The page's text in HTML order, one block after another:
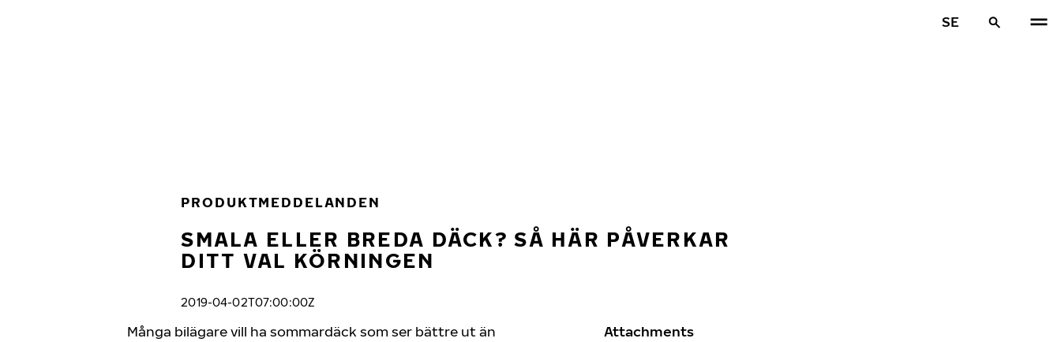
SE
PRODUKTMEDDELANDEN
SMALA ELLER BREDA DÄCK? SÅ HÄR PÅVERKAR
DITT VAL KÖRNINGEN
2019-04-02T07:00:00Z
Många bilägare vill ha sommardäck som ser bättre ut än
Attachments